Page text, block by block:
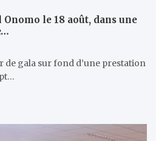
le 18 août, dans une
de gala sur fond d’une prestation